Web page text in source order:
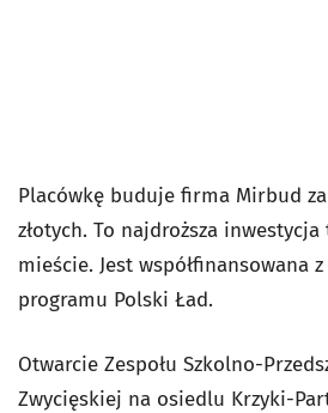
Placówkę buduje firma Mirbud
złotych. To najdroższa
mieście. Jest współfinansowana
programu Polski Ład.
Otwarcie Zespołu Szkolno-
Zwycięskiej na osiedlu Krzyki-